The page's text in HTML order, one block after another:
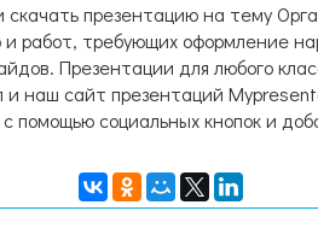
презентацию на тему
работ, требующих оформление
Презентации для любого
и наш сайт презентаций
помощью социальных кнопок и